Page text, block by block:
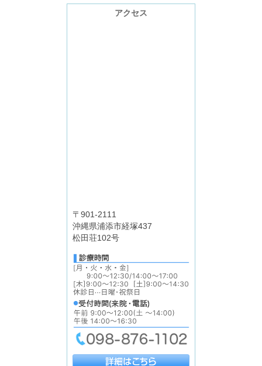
アクセス
〒901-2111
沖縄県浦添市経塚437
松田荘102号